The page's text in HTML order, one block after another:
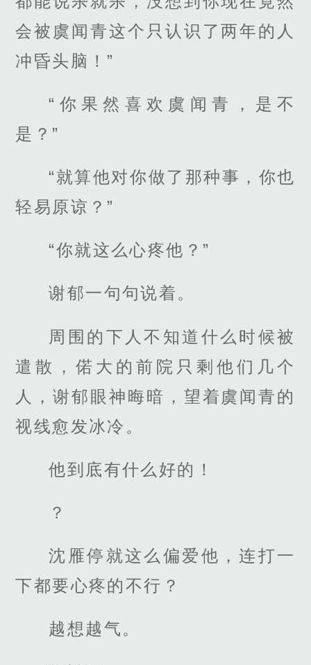
会被虞闻青这个只认识了两年的人
冲昏头脑！”
“你果然喜欢虞闻青，是不
是？”
“就算他对你做了那种事，你也
轻易原谅？”
“你就这么心疼他？”
谢郁一句句说着。
周围的下人不知道什么时候被
遣散，偌大的前院只剩他们几个
人，谢郁眼神晦暗，望着虞闻青的
视线愈发冰冷。
他到底有什么好的！
？
沈雁停就这么偏爱他，连打一
下都要心疼的不行？
越想越气。